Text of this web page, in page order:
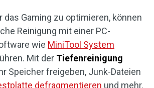
das Gaming zu optimieren, können
Reinigung mit einer PC-
wie MiniTool System
Mit der Tiefenreinigung
Speicher freigeben, Junk-Dateien
defragmentieren und mehr.